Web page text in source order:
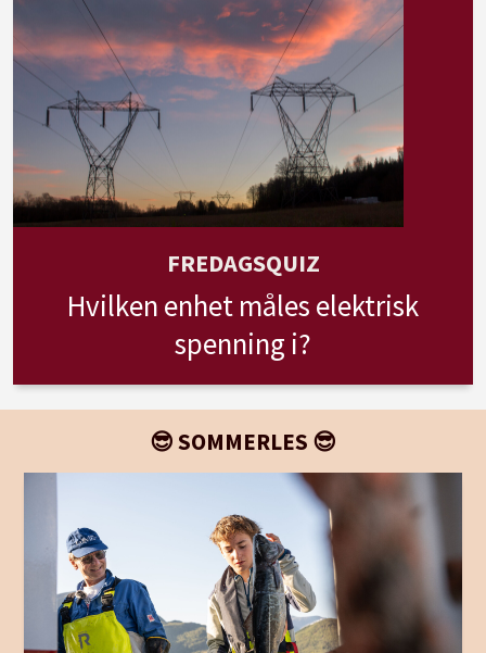
FREDAGSQUIZ
Hvilken enhet måles elektrisk
spenning i?
😎 SOMMERLES 😎